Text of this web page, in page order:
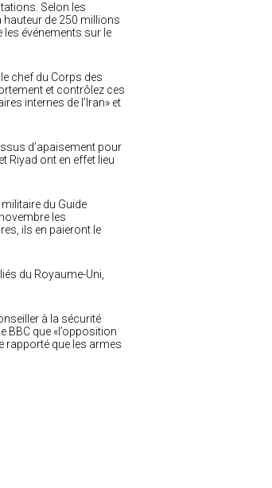
Selon les
hauteur de 250 millions
les événements sur le
chef du Corps des
et contrôlez ces
internes de l’Iran» et
d’apaisement pour
Riyad ont en effet lieu
du Guide
les
ils en paieront le
du Royaume-Uni,
à la sécurité
BBC que «l’opposition
rapporté que les armes